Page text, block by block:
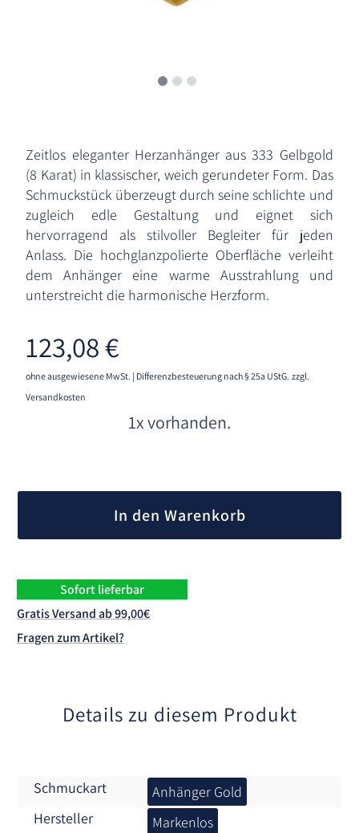
Zeitlos eleganter Herzanhänger aus 333 Gelbgold
(8 Karat) in klassischer, weich gerundeter Form. Das
Schmuckstück überzeugt durch seine schlichte und
zugleich edle Gestaltung und eignet sich
hervorragend als stilvoller Begleiter für jeden
Anlass. Die hochglanzpolierte Oberfläche verleiht
dem Anhänger eine warme Ausstrahlung und
unterstreicht die harmonische Herzform.
123,08€
ohne ausgewiesene MwSt. | Differenzbesteuerung nach § 25a UStG. zzgl.
Versandkosten
1x vorhanden.
In den Warenkorb
Sofort lieferbar
Gratis Versand ab 99,00€
Fragen zum Artikel?
Details zu diesem Produkt
Schmuckart
Anhänger Gold
Hersteller
Markenlos